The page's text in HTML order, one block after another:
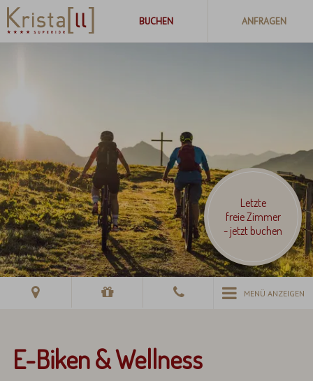
Letzte
freie Zimmer
- jetzt buchen
MENÜ ANZEIGEN
E-Biken & Wellness